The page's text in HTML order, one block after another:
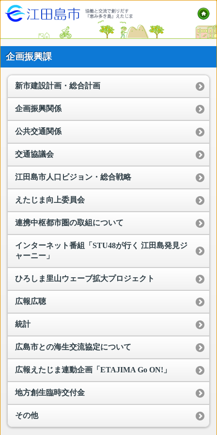
企画振興課
新市建設計画・総合計画
企画振興関係
公共交通関係
交通協議会
江田島市人口ビジョン・総合戦略
えたじま向上委員会
連携中枢都市圏の取組について
インターネット番組「STU48が行く 江田島発見ジ
ャーニー」
ひろしま里山ウェーブ拡大プロジェクト
広報広聴
統計
広島市との海生交流協定について
広報えたじま連動企画「ETAJIMA Go ON!」
地方創生臨時交付金
その他